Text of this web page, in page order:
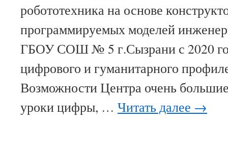
робототехника на основе
программируемых моделей
ГБОУ СОШ № 5 г.Сызрани с 2020
цифрового и гуманитарного
Возможности Центра очень
уроки цифры, … Читать далее →